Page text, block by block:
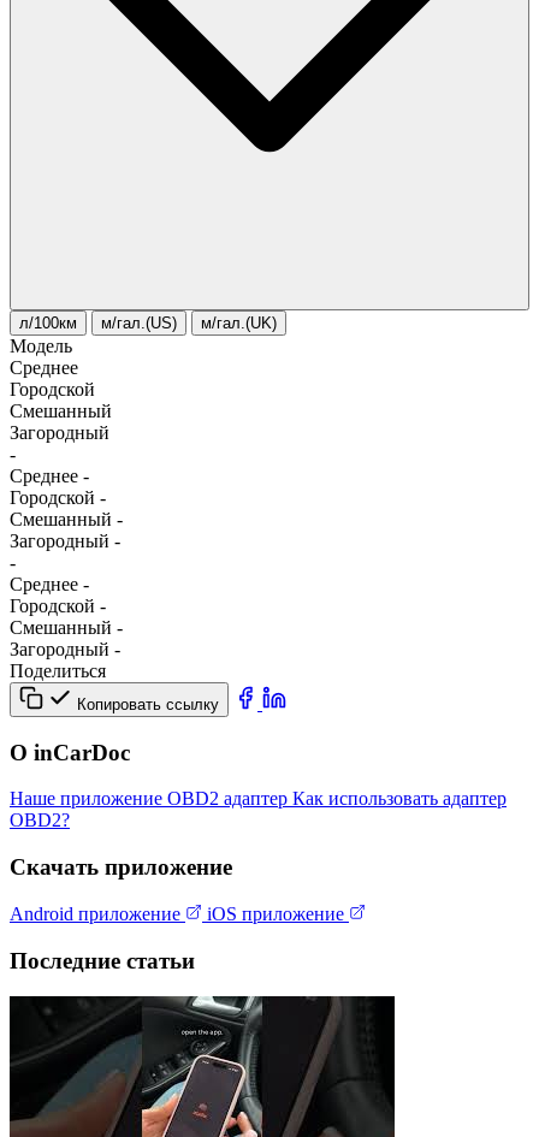
л/100км м/гал.(US) м/гал.(UK)
Модель
Среднее
Городской
Смешанный
Загородный
-
Среднее -
Городской -
Смешанный -
Загородный -
-
Среднее -
Городской -
Смешанный -
Загородный -
Поделиться
Копировать ссылку
О inCarDoc
Наше приложение OBD2 адаптер Как использовать адаптер
OBD2?
Скачать приложение
Android приложение iOS приложение
Последние статьи